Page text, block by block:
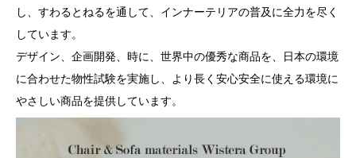
し、すわるとねるを通して、インナーテリアの普及に全力を尽く
しています。
デザイン、企画開発、時に、世界中の優秀な商品を、日本の環境
に合わせた物性試験を実施し、より長く安心安全に使える環境に
やさしい商品を提供しています。